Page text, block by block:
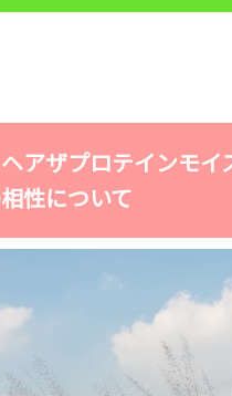
ヘアザプロテインモ
性について